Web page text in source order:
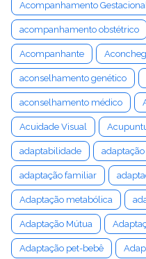
Acompanhamento
acompanhamento obstétrico
Acompanhante
aconselhamento genético
aconselhamento médico
Acuidade Visual
adaptabilidade adaptação
adaptação familiar
Adaptação metabólica
Adaptação Mútua
Adaptação pet-bebê